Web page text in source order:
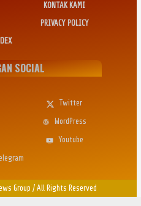
KONTAK KAMI
PRIVACY POLICY
SOCIAL
Twitter
WordPress
Youtube
Group / All Rights Reserved